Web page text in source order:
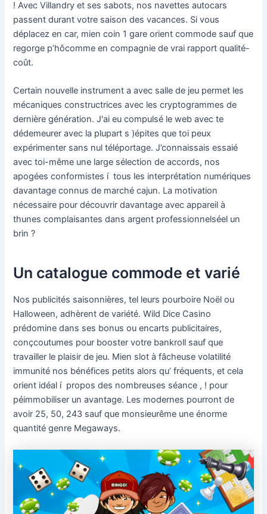
! Avec Villandry et ses sabots, nos navettes autocars
passent durant votre saison des vacances. Si vous
déplacez en car, mien coin 1 gare orient commode sauf que
regorge p’hôcomme en compagnie de vrai rapport qualité-
coût.
Certain nouvelle instrument a avec salle de jeu permet les
mécaniques constructrices avec les cryptogrammes de
dernière génération. J'ai eu compulsé le web avec te
dédemeurer avec la plupart s )épites que toi peux
expérimenter sans nul téléportage. J’connaissais essaié
avec toi-même une large sélection de accords, nos
apogées conformistes í tous les interprétation numériques
davantage connus de marché cajun. La motivation
nécessaire pour découvrir davantage avec appareil à
thunes complaisantes dans argent professionnelséel un
brin ?
Un catalogue commode et varié
Nos publicités saisonnières, tel leurs pourboire Noël ou
Halloween, adhèrent de variété. Wild Dice Casino
prédomine dans ses bonus ou encarts publicitaires,
conçcoutumes pour booster votre bankroll sauf que
travailler le plaisir de jeu. Mien slot à fâcheuse volatilité
immunité nos bénéfices petits alors qu’ fréquents, et cela
orient idéal í propos des nombreuses séance , ! pour
péimmobiliser un avantage. Les modernes pourront de
avoir 25, 50, 243 sauf que monsieurême une énorme
quantité genre Megaways.